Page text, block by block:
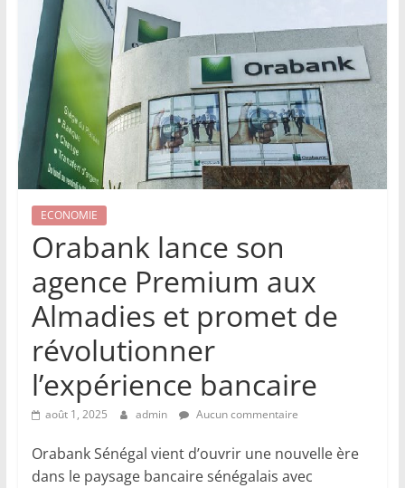
ECONOMIE
Orabank lance son
agence Premium aux
Almadies et promet de
révolutionner
l’expérience bancaire
août 1, 2025 admin Aucun commentaire
Orabank Sénégal vient d’ouvrir une nouvelle ère
dans le paysage bancaire sénégalais avec